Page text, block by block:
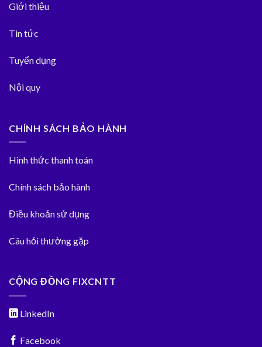
Giới thiệu
Tin tức
Tuyển dụng
Nội quy
CHÍNH SÁCH BẢO HÀNH
Hình thức thanh toán
Chính sách bảo hành
Điều khoản sử dụng
Câu hỏi thường gặp
CỘNG ĐỒNG FIXCNTT
LinkedIn
Facebook